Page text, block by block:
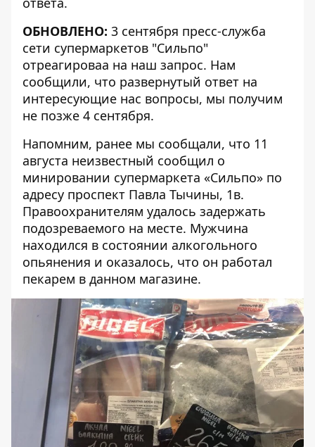
ОБНОВЛЕНО: 3 сентября пресс-служба
сети супермаркетов "Сильпо"
отреагироваа на наш запрос. Нам
сообщили, что развернутый ответ на
интересующие нас вопросы, мы получим
не позже 4 сентября.
Напомним, ранее мы сообщали, что 11
августа неизвестный сообщил о
минировании супермаркета «Сильпо» по
адресу проспект Павла Тычины, 1в.
Правоохранителям удалось задержать
подозреваемого на месте. Мужчина
находился в состоянии алкогольного
опьянения и оказалось, что он работал
пекарем в данном магазине.